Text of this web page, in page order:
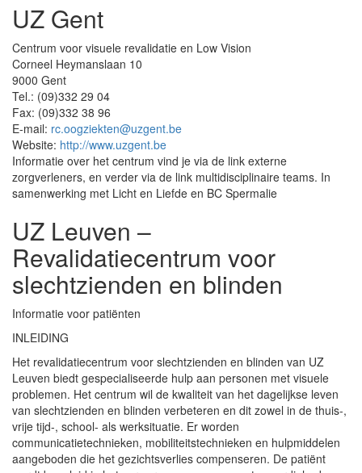
UZ Gent
Centrum voor visuele revalidatie en Low Vision
Corneel Heymanslaan 10
9000 Gent
Tel.: (09)332 29 04
Fax: (09)332 38 96
E-mail: rc.oogziekten@uzgent.be
Website: http://www.uzgent.be
Informatie over het centrum vind je via de link externe
zorgverleners, en verder via de link multidisciplinaire teams. In
samenwerking met Licht en Liefde en BC Spermalie
UZ Leuven –
Revalidatiecentrum voor
slechtzienden en blinden
Informatie voor patiënten
INLEIDING
Het revalidatiecentrum voor slechtzienden en blinden van UZ
Leuven biedt gespecialiseerde hulp aan personen met visuele
problemen. Het centrum wil de kwaliteit van het dagelijkse leven
van slechtzienden en blinden verbeteren en dit zowel in de thuis-,
vrije tijd-, school- als werksituatie. Er worden
communicatietechnieken, mobiliteitstechnieken en hulpmiddelen
aangeboden die het gezichtsverlies compenseren. De patiënt